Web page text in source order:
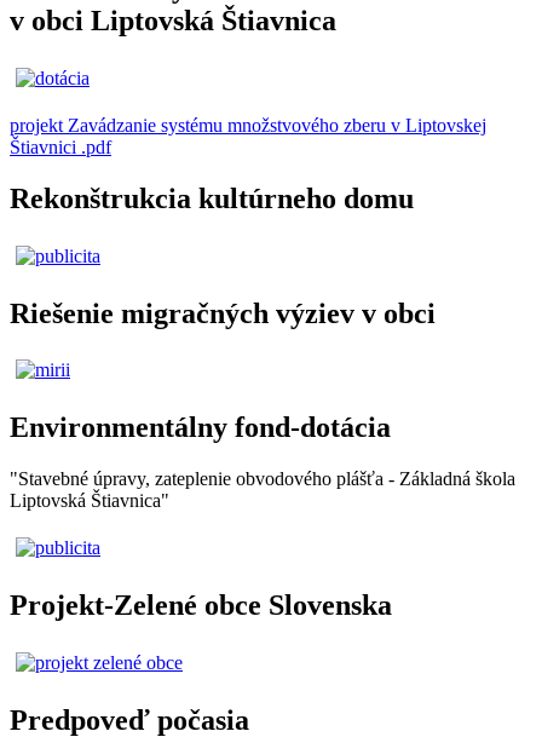
v obci Liptovská Štiavnica
projekt Zavádzanie systému množstvového zberu v Liptovskej
Štiavnici .pdf
Rekonštrukcia kultúrneho domu
Riešenie migračných výziev v obci
Environmentálny fond-dotácia
"Stavebné úpravy, zateplenie obvodového plášťa - Základná škola
Liptovská Štiavnica"
Projekt-Zelené obce Slovenska
Predpoveď počasia